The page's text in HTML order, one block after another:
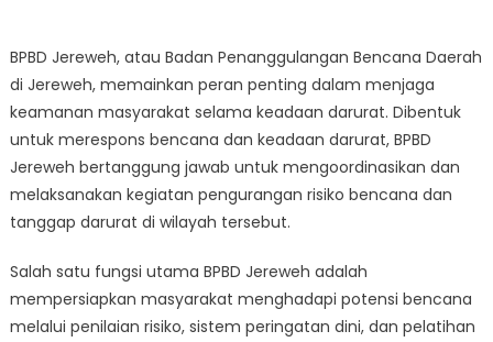
BPBD
Jereweh
Dalam
Menjaga
Keamanan
Masyarakat
BPBD Jereweh, atau Badan Penanggulangan Bencana Daerah
di Jereweh, memainkan peran penting dalam menjaga
keamanan masyarakat selama keadaan darurat. Dibentuk
untuk merespons bencana dan keadaan darurat, BPBD
Jereweh bertanggung jawab untuk mengoordinasikan dan
melaksanakan kegiatan pengurangan risiko bencana dan
tanggap darurat di wilayah tersebut.
Salah satu fungsi utama BPBD Jereweh adalah
mempersiapkan masyarakat menghadapi potensi bencana
melalui penilaian risiko, sistem peringatan dini, dan pelatihan